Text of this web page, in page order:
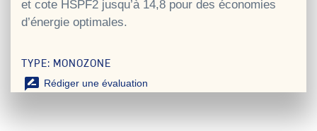
et cote HSPF2 jusqu’à 14,8 pour des économies
d’énergie optimales.
TYPE: MONOZONE
rate_review Rédiger une évaluation